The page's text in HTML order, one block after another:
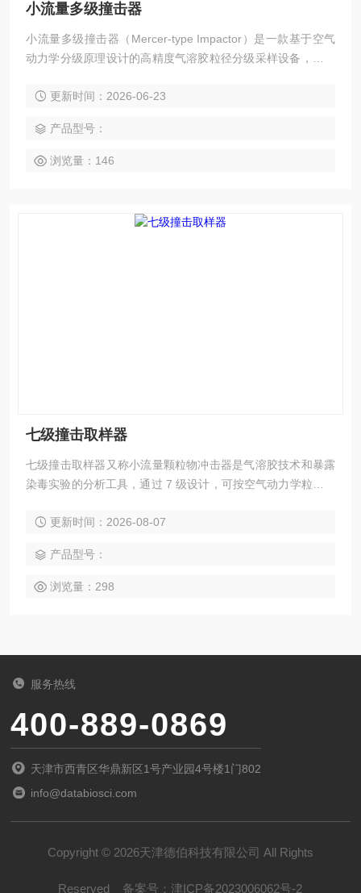
小流量多级撞击器
小流量多级撞击器（Mercer-type Impactor）是一款基于空气
动力学分级原理设计的高精度气溶胶粒径分级采样设备，主要
气溶胶分析及工业卫生检测等领域
更新时间：2026-06-23
产品型号：
浏览量：146
七级撞击取样器
七级撞击取样器又称小流量颗粒物冲击器是气溶胶技术和暴露
染毒实验的分析工具，通过 7 级设计，可按空气动力学粒径对
更新时间：2026-08-07
产品型号：
浏览量：298
服务热线
400-889-0869
天津市西青区华鼎新区1号产业园4号楼1门802
info@databiosci.com
Copyright © 2026天津德伯科技有限公司 All Rights
Reserved 备案号： 津ICP备2023006062号-2